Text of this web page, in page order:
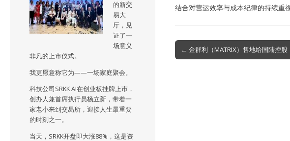
结合对营运效率与成本纪律的持续重
Post
navigation
← 金群利（MATRIX）售地给国陆控
的新交
易大
厅，见
证了一
场意义
非凡的上市仪式。
我更愿意称它为——一场家庭聚会。
科技公司SRKK AI在创业板挂牌上市，
创办人兼首席执行员杨立新，带着一
家老小来到交易所，迎接人生最重要
的时刻之一。
当天，SRKK开盘即大涨88%，这是资